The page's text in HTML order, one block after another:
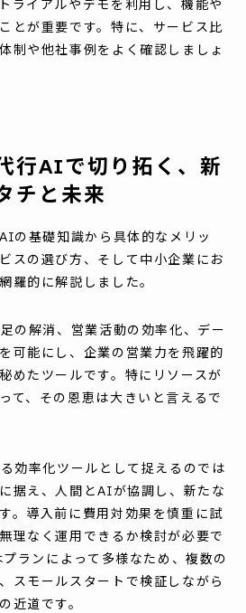
ライアルやデモを利用し、機能や
とが重要です。特に、サービス比
制や他社事例をよく確認しましょ
行AIで切り拓く、新
チと未来
の基礎知識から具体的なメリッ
スの選び方、そして中小企業にお
羅的に解説しました。
の解消、営業活動の効率化、デー
可能にし、企業の営業力を飛躍的
めたツールです。特にリソースが
て、その恩恵は大きいと言えるで
効率化ツールとして捉えるのでは
据え、人間とAIが協調し、新たな
。導入前に費用対効果を慎重に試
理なく運用できるか検討が必要で
ランによって多様なため、複数の
スモールスタートで検証しながら
近道です。